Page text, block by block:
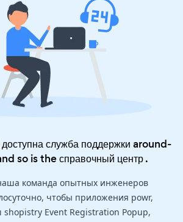
служба поддержки around-
so is theсправочный центр.
команда опытных инженеров
чтобы приложения powr,
shopistry Event Registration Popup,